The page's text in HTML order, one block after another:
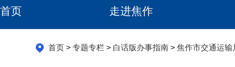
首页 走进焦作
首页 > 专题专栏 > 白话版办事指南 > 焦作市交通运输